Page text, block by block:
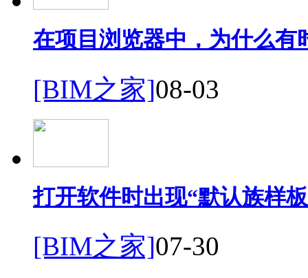
在项目浏览器中，为什么有
[BIM之家]08-03
打开软件时出现“默认族样
[BIM之家]07-30